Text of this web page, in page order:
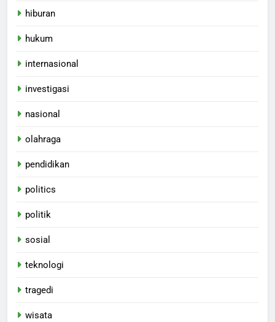
hiburan
hukum
internasional
investigasi
nasional
olahraga
pendidikan
politics
politik
sosial
teknologi
tragedi
wisata